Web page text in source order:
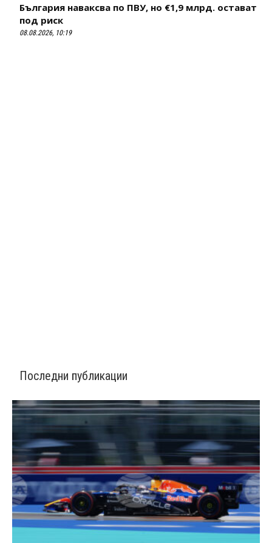
България наваксва по ПВУ, но €1,9 млрд. остават
под риск
08.08.2026, 10:19
Последни публикации